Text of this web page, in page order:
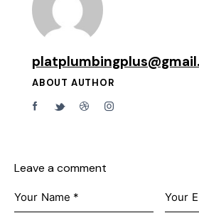
ABOUT AUTHOR
Leave a comment